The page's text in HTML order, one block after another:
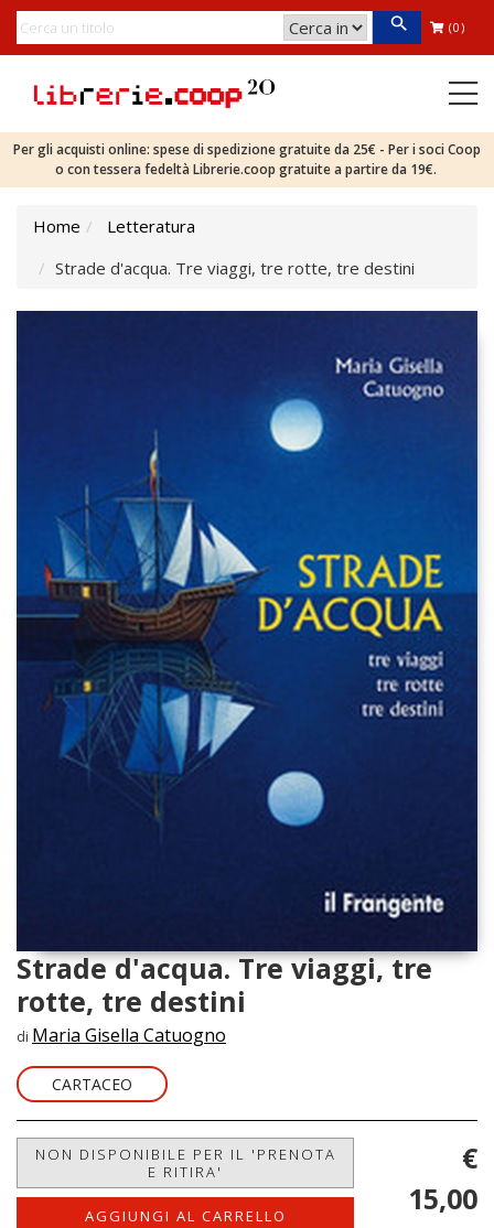
(0)
Per gli acquisti online: spese di spedizione gratuite da 25€ - Per i soci Coop
o con tessera fedeltà Librerie.coop gratuite a partire da 19€.
Home
Letteratura
Strade d'acqua. Tre viaggi, tre rotte, tre destini
Strade d'acqua. Tre viaggi, tre
rotte, tre destini
di Maria Gisella Catuogno
CARTACEO
NON DISPONIBILE PER IL 'PRENOTA
E RITIRA'
AGGIUNGI AL CARRELLO
€
15,00